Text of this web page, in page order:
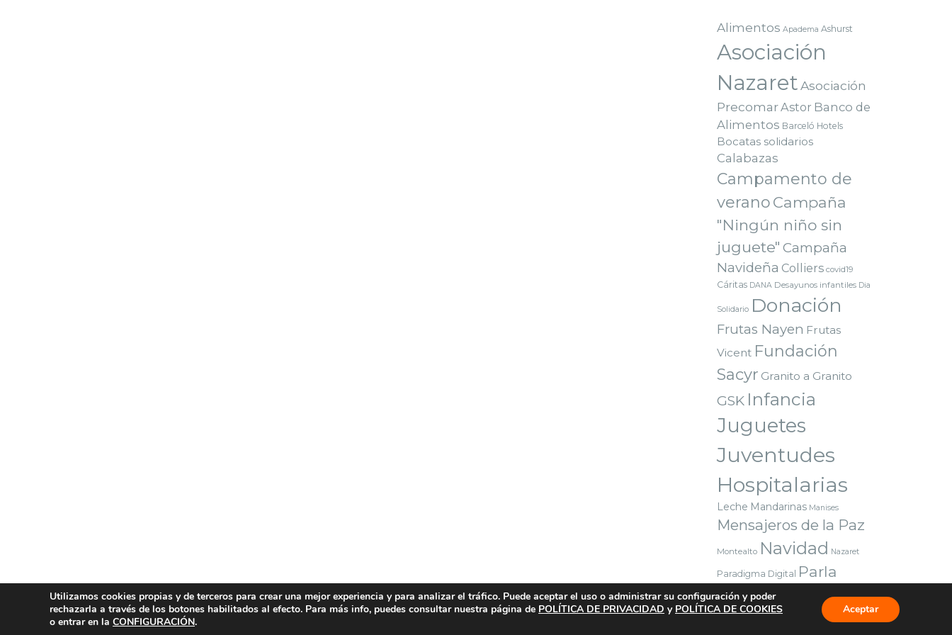
Alimentos Apadema Ashurst
Asociación
NazaretAsociación
PrecomarAstor Banco de
Alimentos Barceló Hotels
Bocatas solidarios
Calabazas
Campamento de
verano Campaña
"Ningún niño sin
juguete" Campaña
Navideña Colliers covid19
Cáritas DANA Desayunos infantiles Dia
Solidario Donación
Frutas Nayen Frutas
Vicent Fundación
Sacyr Granito a Granito
GSK Infancia
Juguetes
Juventudes
Hospitalarias
Leche Mandarinas Manises
Mensajeros de la Paz
Montealto Navidad Nazaret
Paradigma Digital Parla
Premio Red Solidaria Bankia
Reyes Magos Sorteo Valencia
Vuelta al cole
Utilizamos cookies propias y de terceros para crear una mejor experiencia y para analizar el tráfico. Puede aceptar el uso o administrar su configuración y poder
rechazarla a través de los botones habilitados al efecto. Para más info, puedes consultar nuestra página de POLÍTICA DE PRIVACIDAD y POLÍTICA DE COOKIES
o entrar en la CONFIGURACIÓN.
Aceptar